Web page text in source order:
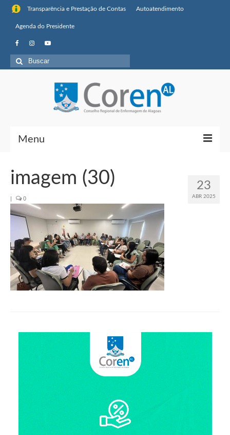
Transparência e Prestação de Contas Autoatendimento
Agenda do Presidente
Buscar
por:
Menu
Sobre o Coren-AL
Missão, visão de futuro e valores
Organograma
Conselheiros e Diretoria
Câmaras Técnicas
Transparência e Prestação de Contas
Eleições Triênio 2027-2029
Eleições Anteriores
23
ABR 2025
imagem (30)
| 0